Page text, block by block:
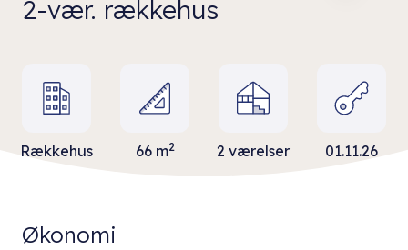
2-vær. rækkehus
Rækkehus 66 m2 2 værelser 01.11.26
Økonomi